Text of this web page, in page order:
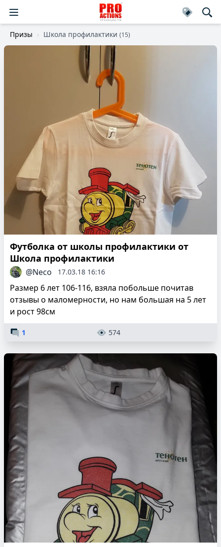
Призы Школа профилактики (15)
Футболка от школы профилактики от
Школа профилактики
@Neco 17.03.18 16:16
Размер 6 лет 106-116, взяла побольше почитав
отзывы о маломерности, но нам большая на 5 лет
и рост 98см
1 574